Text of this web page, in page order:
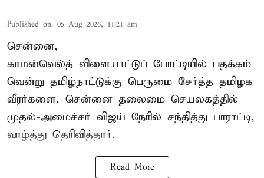
Published on: 05 Aug 2026, 11:21 am
சென்னை,
காமன்வெல்த் விளையாட்டுப் போட்டியில் பதக்கம்
வென்று தமிழ்நாட்டுக்கு பெருமை சேர்த்த தமிழக
வீரர்களை, சென்னை தலைமை செயலகத்தில்
முதல்-அமைச்சர் விஜய் நேரில் சந்தித்து பாராட்டி,
வாழ்த்து தெரிவித்தார்.
Read More